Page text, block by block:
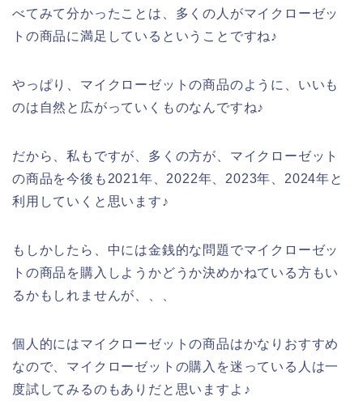
べてみて分かったことは、多くの人がマイクローゼッ
トの商品に満足しているということですね♪
やっぱり、マイクローゼットの商品のように、いいも
のは自然と広がっていくものなんですね♪
だから、私もですが、多くの方が、マイクローゼット
の商品を今後も2021年、2022年、2023年、2024年と
利用していくと思います♪
もしかしたら、中には金銭的な問題でマイクローゼッ
トの商品を購入しようかどうか決めかねている方もい
るかもしれませんが、、、
個人的にはマイクローゼットの商品はかなりおすすめ
なので、マイクローゼットの購入を迷っている人は一
度試してみるのもありだと思いますよ♪